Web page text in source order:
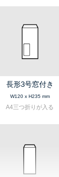
長形3号窓付き
W120 x H235 mm
A4三つ折りが入る